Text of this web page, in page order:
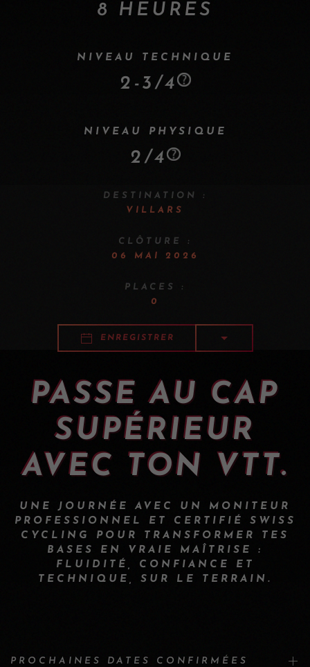
8 HEURES
NIVEAU TECHNIQUE
2-3/4
NIVEAU PHYSIQUE
2/4
DESTINATION :
VILLARS
CLÔTURE :
06 MAI 2026
PLACES :
0
ENREGISTRER
PASSE AU CAP
SUPÉRIEUR
AVEC TON VTT.
UNE JOURNÉE AVEC UN MONITEUR
PROFESSIONNEL ET CERTIFIÉ SWISS
CYCLING POUR TRANSFORMER TES
BASES EN VRAIE MAÎTRISE :
FLUIDITÉ, CONFIANCE ET
TECHNIQUE, SUR LE TERRAIN.
PROCHAINES DATES CONFIRMÉES